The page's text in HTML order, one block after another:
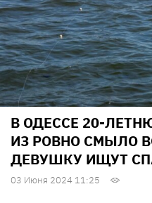
В ОДЕССЕ 20-
ИЗ РОВНО СМЫЛО
ДЕВУШКУ ИЩУТ
03 Июня 2024 11:25